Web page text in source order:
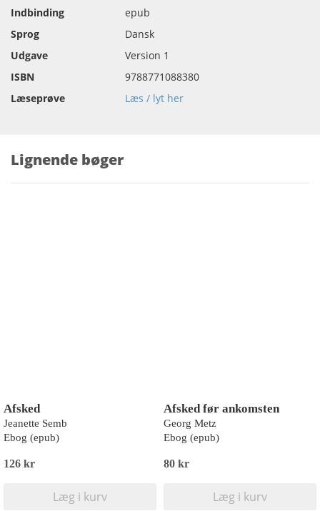
Indbinding
epub
Sprog
Dansk
Udgave
Version 1
ISBN
9788771088380
Læseprøve
Læs / lyt her
Lignende bøger
Afsked
Jeanette Semb
Ebog (epub)
126 kr
Læg i kurv
Afsked før ankomsten
Georg Metz
Ebog (epub)
80 kr
Læg i kurv